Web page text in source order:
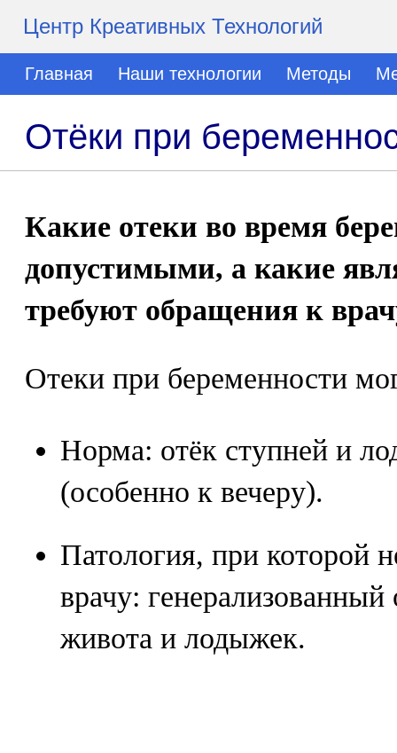
Центр Креативных Технологий
Главная Наши технологии Методы
Отёки при
Какие отеки во время
допустимыми, а какие
требуют обращения к
Отеки при беременности
Норма: отёк ступней и
(особенно к вечеру).
Патология, при которой
врачу: генерализованный
живота и лодыжек.